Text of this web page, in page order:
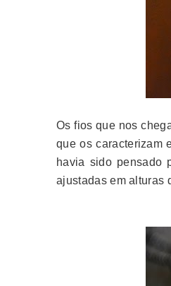
Os fios que nos
que os caracterizam
havia sido pensado
ajustadas em alturas